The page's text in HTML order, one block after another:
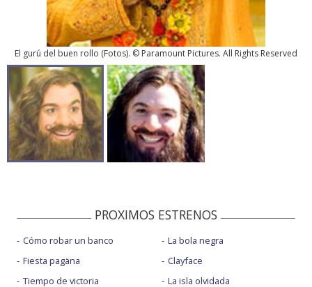
El gurú del buen rollo (Fotos). © Paramount Pictures. All Rights Reserved
PROXIMOS ESTRENOS
Cómo robar un banco
Fiesta pagäna
Tiempo de victoria
La bola negra
Clayface
La isla olvidada